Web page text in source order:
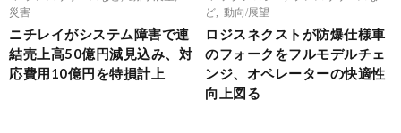
災害
ニチレイがシステム障害で連
結売上高50億円減見込み、対
応費用10億円を特損計上
ど
動向/展望
ロジスネクストが防爆仕様車
のフォークをフルモデルチェ
ンジ、オペレーターの快適性
向上図る